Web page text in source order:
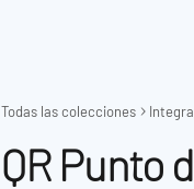
Todas las colecciones
QR Punto